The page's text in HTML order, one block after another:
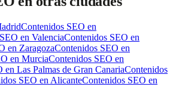
Contenidos SEO en
en ValenciaContenidos SEO en
en ZaragozaContenidos SEO en
en MurciaContenidos SEO en
en Las Palmas de Gran CanariaContenidos
SEO en AlicanteContenidos SEO en